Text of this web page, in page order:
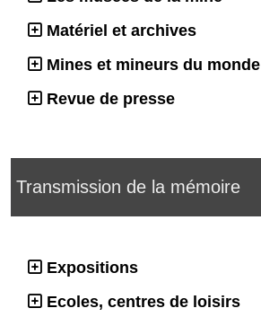
Matériel et archives
Mines et mineurs du monde
Revue de presse
Transmission de la mémoire
Expositions
Ecoles, centres de loisirs